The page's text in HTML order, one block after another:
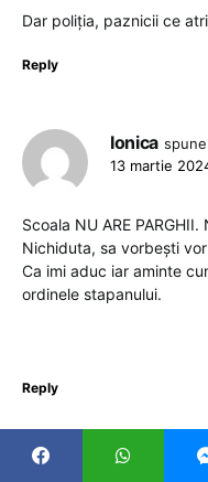
Dar poliția, paznicii ce
Reply
Ionica
13 martie
Scoala NU ARE
Nichiduta, sa vorbești
Ca imi aduc iar aminte
ordinele stapanului.
Reply